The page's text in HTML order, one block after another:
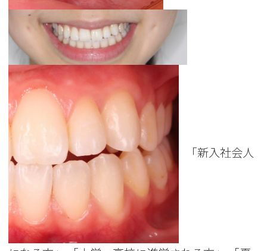
「新入社会人